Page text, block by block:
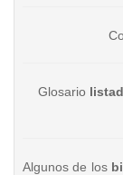
Glosario
Algunos de los